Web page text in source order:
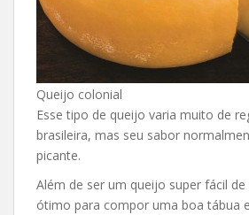
Queijo colonial
Esse tipo de queijo varia muito de
brasileira, mas seu sabor
picante.
Além de ser um queijo super fácil
ótimo para compor uma boa tábua